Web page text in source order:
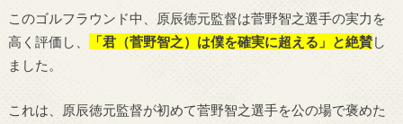
このゴルフラウンド中、原辰徳元監督は菅野智之選手の実力を
高く評価し、
「君（菅野智之）は僕を確実に超える」と絶賛し
ました。
これは、原辰徳元監督が初めて菅野智之選手を公の場で褒めた